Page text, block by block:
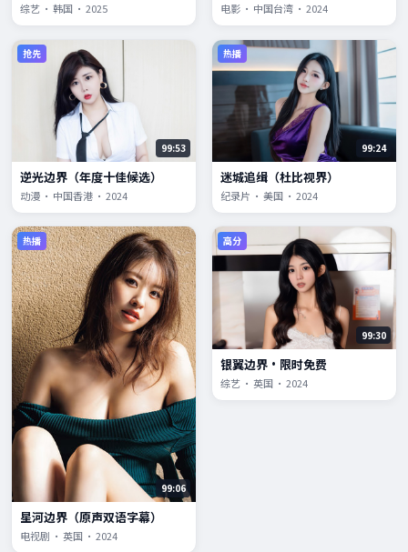
综艺 · 韩国 · 2025 电影 · 中国台湾 · 2024
抢先
99:53
逆光边界（年度十佳候选）
动漫 · 中国香港 · 2024
热播
99:24
迷城追缉（杜比视界）
纪录片 · 美国 · 2024
热播
99:06
星河边界（原声双语字幕）
电视剧 · 英国 · 2024
高分
99:30
银翼边界·限时免费
综艺 · 英国 · 2024